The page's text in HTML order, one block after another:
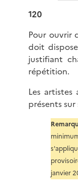
120
Pour ouvrir
doit
justifiant
répétition.
Les
présents
janvier